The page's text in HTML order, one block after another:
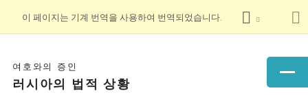
이 페이지는 기계 번역을 사용하여 번역되었습니다.
여호와의 증인
러시아의 법적 상황